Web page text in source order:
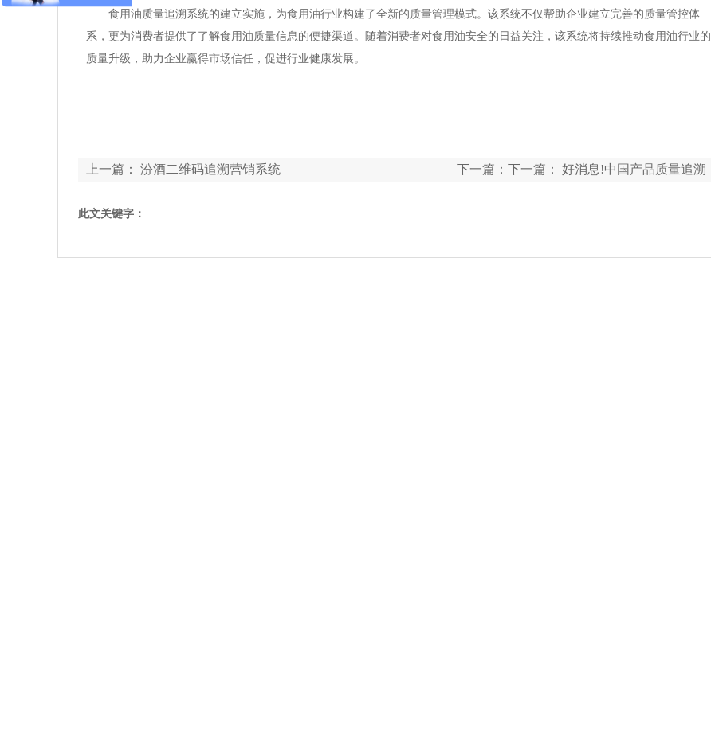
食用油质量追溯系统的建立实施，为食用油行业构建了全新的质量管理模式。该系统不仅帮助企业建立完善的质量管控体
系，更为消费者提供了了解食用油质量信息的便捷渠道。随着消费者对食用油安全的日益关注，该系统将持续推动食用油行业的
质量升级，助力企业赢得市场信任，促进行业健康发展。
下一篇：下一篇： 好消息!中国产品质量追溯
上一篇： 汾酒二维码追溯营销系统
此文关键字：